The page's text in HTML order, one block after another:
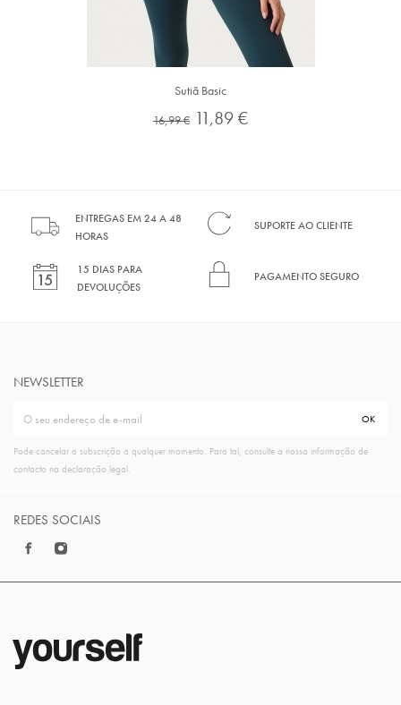
Sutiã Basic
Preço
16,99 € Preço
11,89 €
ENTREGAS EM 24 A 48
HORAS
SUPORTE AO CLIENTE
15 DIAS PARA
DEVOLUÇÕES
PAGAMENTO SEGURO
NEWSLETTER
Pode cancelar a subscrição a qualquer momento. Para tal, consulte a nossa informação de
contacto na declaração legal.
REDES SOCIAIS